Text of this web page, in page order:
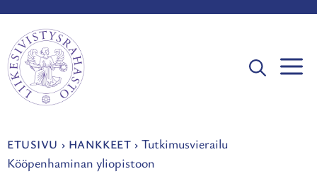
sisältöön
ETUSIVU › HANKKEET › Tutkimusvierailu
Kööpenhaminan yliopistoon